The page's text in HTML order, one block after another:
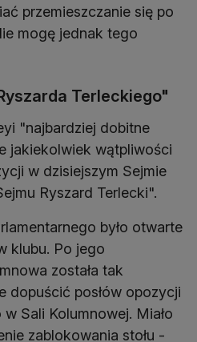
przemieszczanie się po
mogę jednak tego
Terleckiego"
"najbardziej dobitne
jakiekolwiek wątpliwości
w dzisiejszym Sejmie
Ryszard Terlecki".
było otwarte
klubu. Po jego
została tak
dopuścić posłów opozycji
Sali Kolumnowej. Miało
zablokowania stołu -